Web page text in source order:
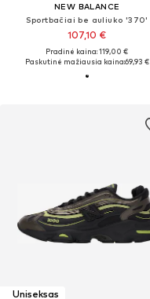
NEW BALANCE
Sportbačiai be auliuko '370'
107,10 €
Pradinė kaina: 119,00 €
Paskutinė mažiausia kaina:69,93 €
Uniseksas